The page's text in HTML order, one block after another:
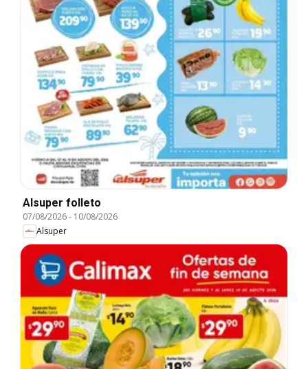
Alsuper folleto
07/08/2026- 10/08/2026
Alsuper